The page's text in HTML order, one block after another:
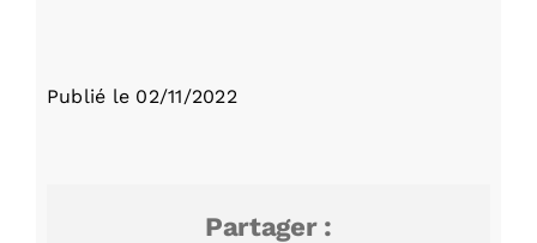
Kiosque
Publié le 02/11/2022
Partager :